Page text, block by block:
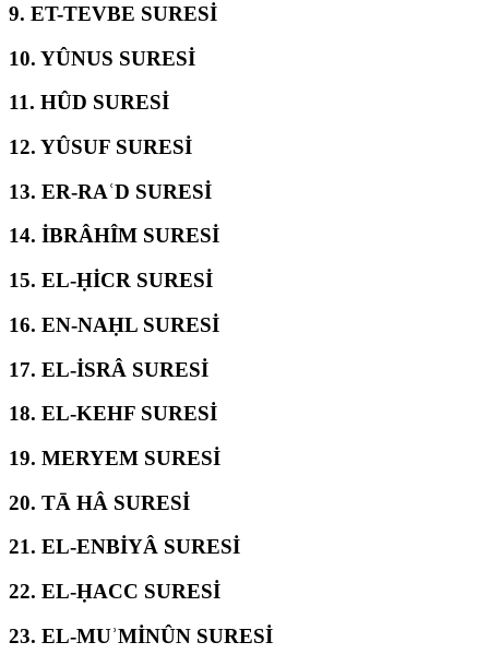
9. ET-TEVBE SURESİ
10. YÛNUS SURESİ
11. HÛD SURESİ
12. YÛSUF SURESİ
13. ER-RAʿD SURESİ
14. İBRÂHÎM SURESİ
15. EL-ḤİCR SURESİ
16. EN-NAḤL SURESİ
17. EL-İSRÂ SURESİ
18. EL-KEHF SURESİ
19. MERYEM SURESİ
20. TĀ HÂ SURESİ
21. EL-ENBİYÂ SURESİ
22. EL-ḤACC SURESİ
23. EL-MUʾMİNÛN SURESİ